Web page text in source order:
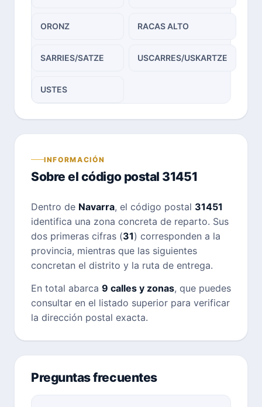
ORONZ RACAS ALTO
SARRIES/SATZE USCARRES/USKARTZE
USTES
INFORMACIÓN
Sobre el código postal 31451
Dentro de Navarra, el código postal 31451
identifica una zona concreta de reparto. Sus
dos primeras cifras (31) corresponden a la
provincia, mientras que las siguientes
concretan el distrito y la ruta de entrega.
En total abarca 9 calles y zonas, que puedes
consultar en el listado superior para verificar
la dirección postal exacta.
Preguntas frecuentes